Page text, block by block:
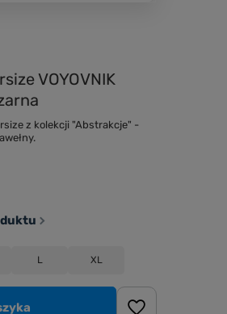
VOYOVNIK
z kolekcji "Abstrakcje" -
L XL